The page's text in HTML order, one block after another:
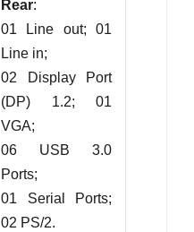
Rear:
01 Line out; 01
Line in;
02 Display Port
(DP) 1.2; 01
VGA;
06 USB 3.0
Ports;
01 Serial Ports;
02 PS/2.